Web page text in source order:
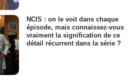
NCIS : on le voit dans chaque
épisode, mais connaissez-vous
vraiment la signification de ce
détail récurrent dans la série ?